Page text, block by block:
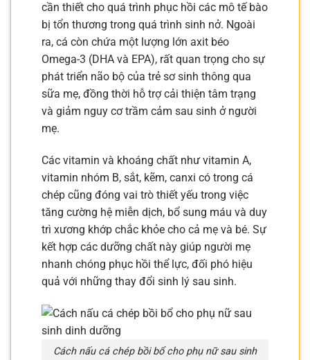
cần thiết cho quá trình phục hồi các mô tế bào
bị tổn thương trong quá trình sinh nở. Ngoài
ra, cá còn chứa một lượng lớn axit béo
Omega-3 (DHA và EPA), rất quan trọng cho sự
phát triển não bộ của trẻ sơ sinh thông qua
sữa mẹ, đồng thời hỗ trợ cải thiện tâm trạng
và giảm nguy cơ trầm cảm sau sinh ở người
mẹ.
Các vitamin và khoáng chất như vitamin A,
vitamin nhóm B, sắt, kẽm, canxi có trong cá
chép cũng đóng vai trò thiết yếu trong việc
tăng cường hệ miễn dịch, bổ sung máu và duy
trì xương khớp chắc khỏe cho cả mẹ và bé. Sự
kết hợp các dưỡng chất này giúp người mẹ
nhanh chóng phục hồi thể lực, đối phó hiệu
quả với những thay đổi sinh lý sau sinh.
Cách nấu cá chép bồi bổ cho phụ nữ sau sinh